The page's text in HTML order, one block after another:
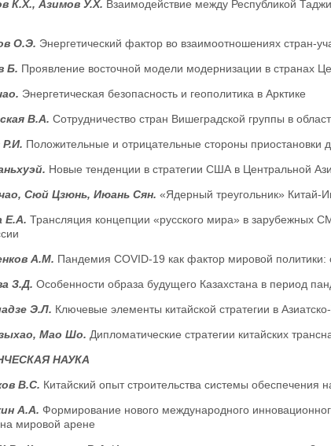
К.Х., Азимов У.Х. Взаимодействие между Республикой
О.Э. Энергетический фактор во взаимоотношениях стран-
Б. Проявление восточной модели модернизации в странах
Энергетическая безопасность и геополитика в Арктике
В.А. Сотрудничество стран Вишеградской группы в
Р.И. Положительные и отрицательные стороны приостановки
Новые тенденции в стратегии США в Центральной
Сюй Цзюнь, Июань Сян. «Ядерный треугольник» Китай-
Е.А. Трансляция концепции «русского мира» в зарубежных
А.М. Пандемия COVID-19 как фактор мировой
З.Д. Особенности образа будущего Казахстана в период
Э.Л. Ключевые элементы китайской стратегии в
Мао Шо. Дипломатические стратегии китайских
НАУКА
В.С. Китайский опыт строительства системы обеспечения
А.А. Формирование нового международного
мировой арене